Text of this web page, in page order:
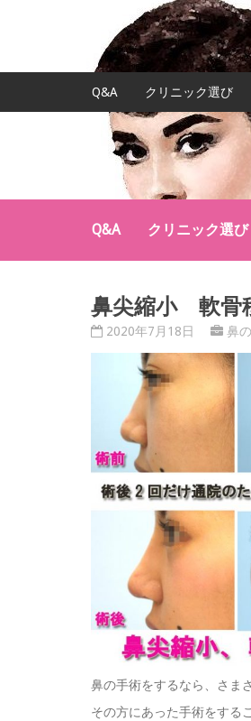
Q&A クリニック選び
Q&A クリニック選び
鼻尖縮小 軟骨
2020年7月18日 鼻
鼻の手術をするなら、さま
その方にあった手術をする